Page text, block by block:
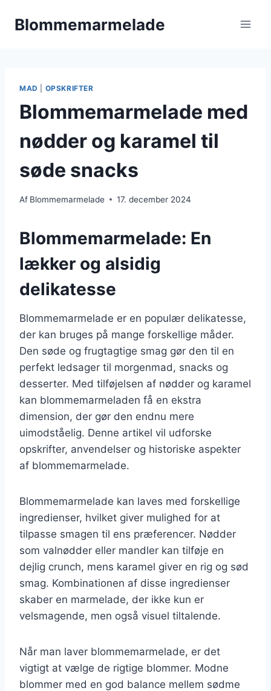
Blommemarmelade
MAD OPSKRIFTER
Blommemarmelade med
nødder og karamel til
søde snacks
Af Blommemarmelade 17. december 2024
Blommemarmelade: En
lækker og alsidig
delikatesse
Blommemarmelade er en populær delikatesse,
der kan bruges på mange forskellige måder.
Den søde og frugtagtige smag gør den til en
perfekt ledsager til morgenmad, snacks og
desserter. Med tilføjelsen af nødder og karamel
kan blommemarmeladen få en ekstra
dimension, der gør den endnu mere
uimodståelig. Denne artikel vil udforske
opskrifter, anvendelser og historiske aspekter
af blommemarmelade.
Blommemarmelade kan laves med forskellige
ingredienser, hvilket giver mulighed for at
tilpasse smagen til ens præferencer. Nødder
som valnødder eller mandler kan tilføje en
dejlig crunch, mens karamel giver en rig og sød
smag. Kombinationen af disse ingredienser
skaber en marmelade, der ikke kun er
velsmagende, men også visuel tiltalende.
Når man laver blommemarmelade, er det
vigtigt at vælge de rigtige blommer. Modne
blommer med en god balance mellem sødme